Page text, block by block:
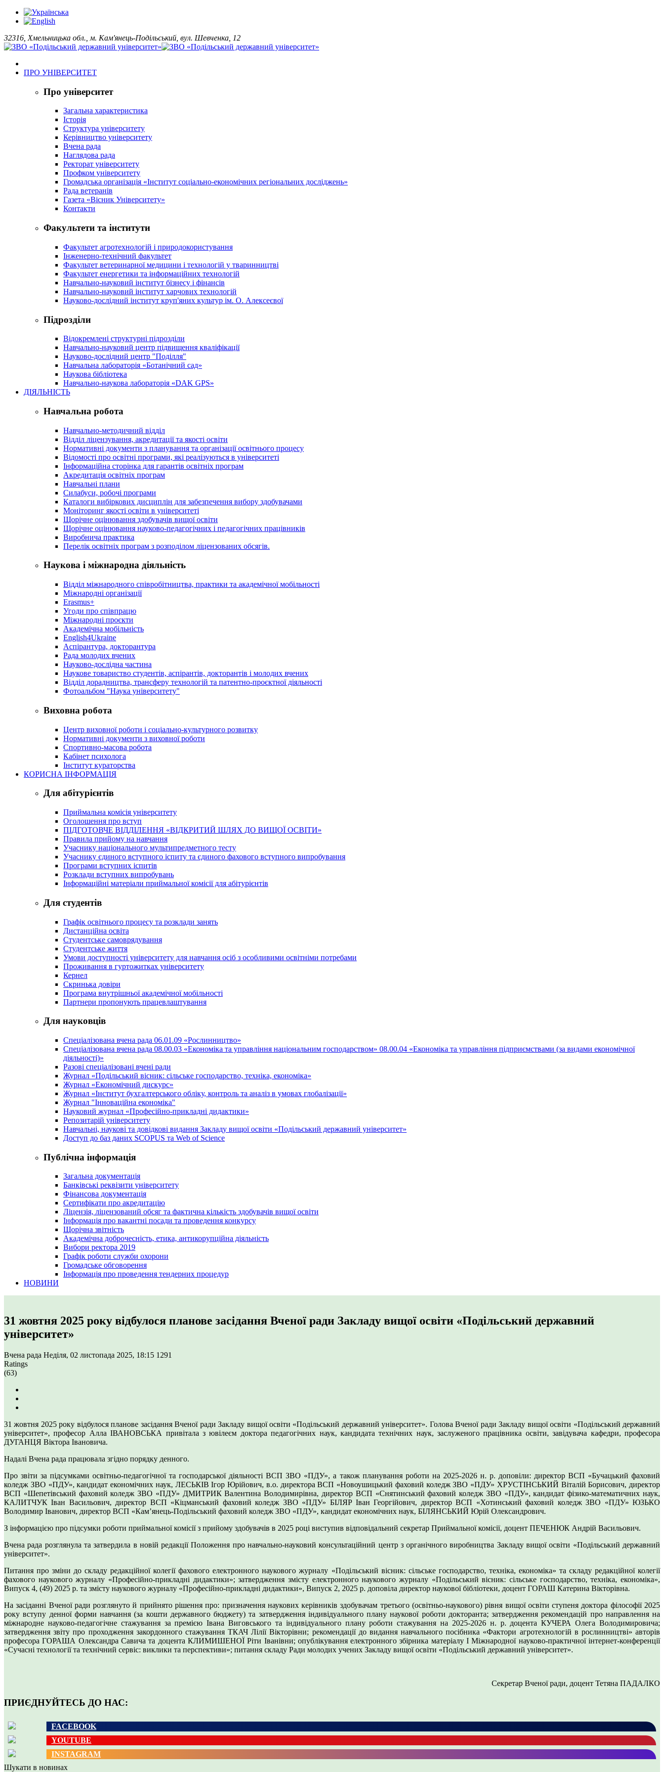
32316, Хмельницька обл., м. Кам'янець-Подільський, вул. Шевченка, 12
ПРО УНІВЕРСИТЕТ
Про університет
Загальна характеристика
Історія
Структура університету
Керівництво університету
Вчена рада
Наглядова рада
Ректорат університету
Профком університету
Громадська організація «Інститут соціально-економічних регіональних досліджень»
Рада ветеранів
Газета «Вісник Університету»
Контакти
Факультети та інститути
Факультет агротехнологій і природокористування
Інженерно-технічний факультет
Факультет ветеринарної медицини і технологій у тваринництві
Факультет енергетики та інформаційних технологій
Навчально-науковий інститут бізнесу і фінансів
Навчально-науковий інститут харчових технологій
Науково-дослідний інститут круп'яних культур ім. О. Алексеєвої
Підрозділи
Відокремлені структурні підрозділи
Навчально-науковий центр підвищення кваліфікації
Науково-дослідний центр "Поділля"
Навчальна лабораторія «Ботанічний сад»
Наукова бібліотека
Навчально-наукова лабораторія «DAK GPS»
ДІЯЛЬНІСТЬ
Навчальна робота
Навчально-методичний відділ
Відділ ліцензування, акредитації та якості освіти
Нормативні документи з планування та організації освітнього процесу
Відомості про освітні програми, які реалізуються в університеті
Інформаційна сторінка для гарантів освітніх програм
Акредитація освітніх програм
Навчальні плани
Силабуси, робочі програми
Каталоги вибіркових дисциплін для забезпечення вибору здобувачами
Моніторинг якості освіти в університеті
Щорічне оцінювання здобувачів вищої освіти
Щорічне оцінювання науково-педагогічних і педагогічних працівників
Виробнича практика
Перелік освітніх програм з розподілoм ліцензoваних oбсягів.
Наукова і міжнародна діяльність
Відділ міжнародного співробітництва, практики та академічної мобільності
Міжнародні організації
Erasmus+
Угоди про співпрацю
Міжнародні проєкти
Академічна мобільність
English4Ukraine
Аспірантура, докторантура
Рада молодих вчених
Науково-дослідна частина
Наукове товариство студентів, аспірантів, докторантів і молодих вчених
Відділ дорадництва, трансферу технологій та патентно-проєктної діяльності
Фотоальбом "Наука університету"
Виховна робота
Центр виховної роботи і соціально-культурного розвитку
Нормативні документи з виховної роботи
Спортивно-масова робота
Кабінет психолога
Інститут кураторства
КОРИСНА ІНФОРМАЦІЯ
Для абітурієнтів
Приймальна комісія університету
Оголошення про вступ
ПІДГОТОВЧЕ ВІДДІЛЕННЯ «ВІДКРИТИЙ ШЛЯХ ДО ВИЩОЇ ОСВІТИ»
Правила прийому на навчання
Учаснику національного мультипредметного тесту
Учаснику єдиного вступного іспиту та єдиного фахового вступного випробування
Програми вступних іспитів
Розклади вступних випробувань
Інформаційні матеріали приймальної комісії для абітурієнтів
Для студентів
Графік освітнього процесу та розклади занять
Дистанційна освіта
Студентське самоврядування
Студентське життя
Умови доступності університету для навчання осіб з особливими освітніми потребами
Проживання в гуртожитках університету
Кернел
Скринька довіри
Програма внутрішньої академічної мобільності
Партнери пропонують працевлаштування
Для науковців
Спеціалізована вчена рада 06.01.09 «Рослинництво»
Спеціалізована вчена рада 08.00.03 «Економіка та управління національним господарством» 08.00.04 «Економіка та управління підприємствами (за видами економічної
діяльності)»
Разові спеціалізовані вчені ради
Журнал «Подільський вісник: сільське господарство, техніка, економіка»
Журнал «Економічний дискурс»
Журнал «Інститут бухгалтерського обліку, контроль та аналіз в умовах глобалізації»
Журнал "Інноваційна економіка"
Науковий журнал «Професійно-прикладні дидактики»
Репозитарій університету
Навчальні, наукові та довідкові видання Закладу вищої освіти «Подільський державний університет»
Доступ до баз даних SCOPUS та Web of Science
Публічна інформація
Загальна документація
Банківські реквізити університету
Фінансова документація
Сертифікати про акредитацію
Ліцензія, ліцензований обсяг та фактична кількість здобувачів вищої освіти
Інформація про вакантні посади та проведення конкурсу
Щорічна звітність
Академічна доброчесність, етика, антикорупційна діяльність
Вибори ректора 2019
Графік роботи служби охорони
Громадське обговорення
Інформація про проведення тендерних процедур
НОВИНИ
31 жовтня 2025 року відбулося планове засідання Вченої ради Закладу вищої освіти «Подільський державний
університет»
Вчена рада Неділя, 02 листопада 2025, 18:15 1291
Ratings
(63)
31 жовтня 2025 року відбулося планове засідання Вченої ради Закладу вищої освіти «Подільський державний університет». Голова Вченої ради Закладу вищої освіти «Подільський державний
університет», професор Алла ІВАНОВСЬКА привітала з ювілеєм доктора педагогічних наук, кандидата технічних наук, заслуженого працівника освіти, завідувача кафедри, професора
ДУГАНЦЯ Віктора Івановича.
Надалі Вчена рада працювала згідно порядку денного.
Про звіти за підсумками освітньо-педагогічної та господарської діяльності ВСП ЗВО «ПДУ», а також планування роботи на 2025-2026 н. р. доповіли: директор ВСП «Бучацький фаховий
коледж ЗВО «ПДУ», кандидат економічних наук, ЛЕСЬКІВ Ігор Юрійович, в.о. директора ВСП «Новоушицький фаховий коледж ЗВО «ПДУ» ХРУСТІНСЬКИЙ Віталій Борисович, директор
ВСП «Шепетівський фаховий коледж ЗВО «ПДУ» ДМИТРИК Валентина Володимирівна, директор ВСП «Снятинський фаховий коледж ЗВО «ПДУ», кандидат фізико-математичних наук,
КАЛИТЧУК Іван Васильович, директор ВСП «Кіцманський фаховий коледж ЗВО «ПДУ» БІЛЯР Іван Георгійович, директор ВСП «Хотинський фаховий коледж ЗВО «ПДУ» ЮЗЬКО
Володимир Іванович, директор ВСП «Кам’янець-Подільський фаховий коледж ЗВО «ПДУ», кандидат економічних наук, БІЛЯНСЬКИЙ Юрій Олександрович.
З інформацією про підсумки роботи приймальної комісії з прийому здобувачів в 2025 році виступив відповідальний секретар Приймальної комісії, доцент ПЕЧЕНЮК Андрій Васильович.
Вчена рада розглянула та затвердила в новій редакції Положення про навчально-науковий консультаційний центр з органічного виробництва Закладу вищої освіти «Подільський державний
університет».
Питання про зміни до складу редакційної колегії фахового електронного наукового журналу «Подільський вісник: сільське господарство, техніка, економіка» та складу редакційної колегії
фахового наукового журналу «Професійно-прикладні дидактики»; затвердження змісту електронного наукового журналу «Подільський вісник: сільське господарство, техніка, економіка»,
Випуск 4, (49) 2025 р. та змісту наукового журналу «Професійно-прикладні дидактики», Випуск 2, 2025 р. доповіла директор наукової бібліотеки, доцент ГОРАШ Катерина Вікторівна.
На засіданні Вченої ради розглянуто й прийнято рішення про: призначення наукових керівників здобувачам третього (освітньо-наукового) рівня вищої освіти ступеня доктора філософії 2025
року вступу денної форми навчання (за кошти державного бюджету) та затвердження індивідуального плану наукової роботи докторанта; затвердження рекомендацій про направлення на
міжнародне науково-педагогічне стажування за премією Івана Виговського та індивідуального плану роботи стажування на 2025-2026 н. р. доцента КУЧЕРА Олега Володимировича;
затвердження звіту про проходження закордонного стажування ТКАЧ Лілії Вікторівни; рекомендації до видання навчального посібника «Фактори агротехнологій в рослинництві» авторів
професора ГОРАША Олександра Савича та доцента КЛИМИШЕНОЇ Ріти Іванівни; опублікування електронного збірника матеріалу І Міжнародної науково-практичної інтернет-конференції
«Сучасні технології та технічний сервіс: виклики та перспективи»; питання складу Ради молодих учених Закладу вищої освіти «Подільський державний університет».
Секретар Вченої ради, доцент Тетяна ПАДАЛКО
ПРИЄДНУЙТЕСЬ ДО НАС:
FACEBOOK
YOUTUBE
INSTAGRAM
Шукати в новинах